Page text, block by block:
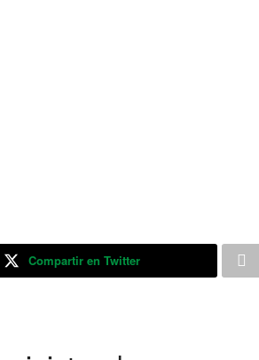
Compartir en Twitter